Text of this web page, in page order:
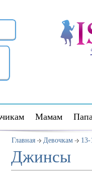
Мамам
Главная Девочкам
Джинсы